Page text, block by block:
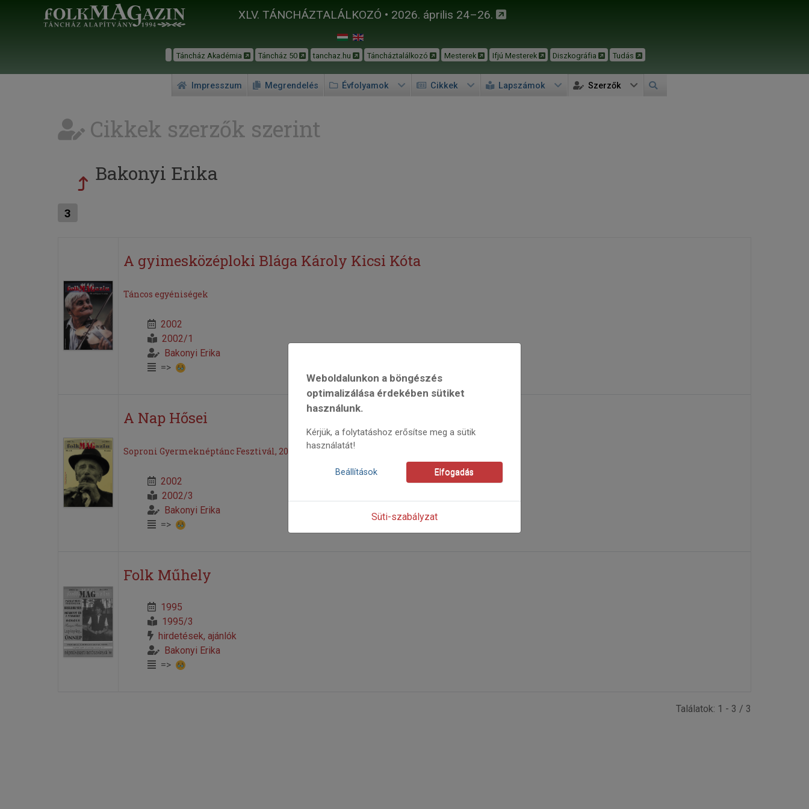
XLV. TÁNCHÁZTALÁLKOZÓ • 2026. április 24–26.
Táncház Akadémia Táncház 50 tanchaz.hu Táncháztalálkozó Mesterek Ifjú Mesterek Diszkográfia Tudás
Impresszum Megrendelés Évfolyamok Cikkek Lapszámok Szerzők
Cikkek szerzők szerint
Bakonyi Erika
3
A gyimesközéploki Blága Károly Kicsi Kóta
Táncos egyéniségek
2002
2002/1
Bakonyi Erika
=>
A Nap Hősei
Soproni Gyermeknéptánc Fesztivál, 2002. június 21–23.
2002
2002/3
Bakonyi Erika
=>
Folk Műhely
1995
1995/3
hirdetések, ajánlók
Bakonyi Erika
=>
Találatok: 1 - 3 / 3
Weboldalunkon a böngészés
optimalizálása érdekében sütiket
használunk.
Kérjük, a folytatáshoz erősítse meg a sütik
használatát!
Beállítások Elfogadás
Süti-szabályzat